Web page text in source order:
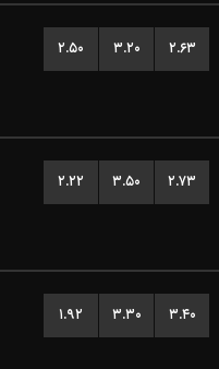
۲.۵۰ ۳.۲۰ ۲.۶۳
۲.۲۲ ۳.۵۰ ۲.۷۳
۱.۹۲ ۳.۳۰ ۳.۴۰